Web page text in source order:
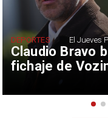
Claudio Bravo
fichaje de
DEPORTES El Jueves